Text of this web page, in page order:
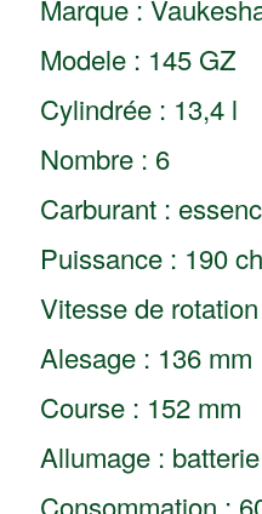
Marque :
Modele : 145 GZ
Cylindrée : 13,4 l
Nombre : 6
Carburant :
Puissance : 190 ch
Vitesse de
Alesage : 136 mm
Course : 152 mm
Allumage : batterie
Consommation :